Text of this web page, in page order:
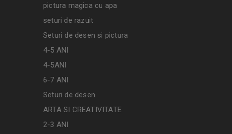
pictura magica cu apa
seturi de razuit
Seturi de desen si pictura
4-5 ANI
4-5ANI
6-7 ANI
Seturi de desen
ARTA SI CREATIVITATE
2-3 ANI